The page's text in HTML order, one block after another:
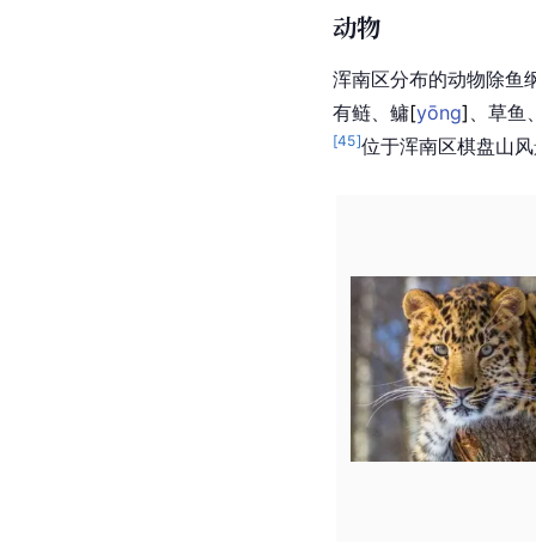
动物
浑南区分布的动物除鱼
有鲢、鳙[yōng] 、草鱼
[45]位于浑南区棋盘山